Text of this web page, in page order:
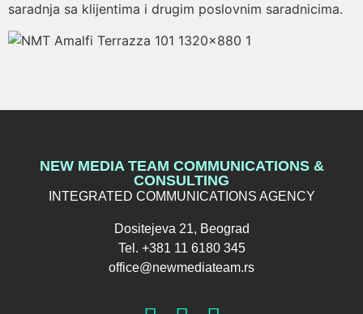
saradnja sa klijentima i drugim poslovnim saradnicima.
NEW MEDIA TEAM COMMUNICATIONS &
CONSULTING
INTEGRATED COMMUNICATIONS AGENCY
Dositejeva 21, Beograd
Tel. +381 11 6180 345
office@newmediateam.rs